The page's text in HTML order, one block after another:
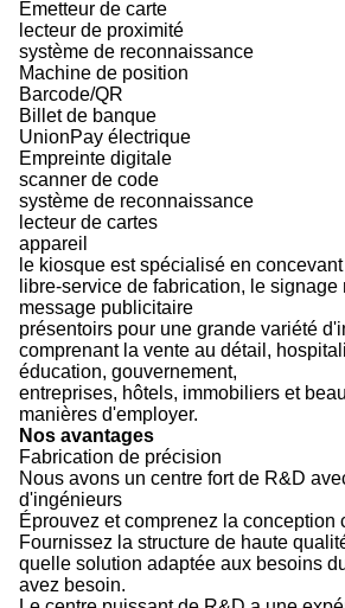
Émetteur de carte
lecteur de proximité
système de reconnaissance
Machine de position
Barcode/QR
Billet de banque
UnionPay électrique
Empreinte digitale
scanner de code
système de reconnaissance
lecteur de cartes
appareil
le kiosque est spécialisé en
libre-service de fabrication, le
message publicitaire
présentoirs pour une grande variété
comprenant la vente au détail,
éducation, gouvernement,
entreprises, hôtels, immobiliers et
manières d'employer.
Nos avantages
Fabrication de précision
Nous avons un centre fort de R&D
d'ingénieurs
Éprouvez et comprenez la conception
Fournissez la structure de haute
quelle solution adaptée aux besoins
avez besoin.